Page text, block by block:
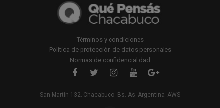
Términos y condiciones
Política de protección de datos personales
Normas de confidencialidad
San Martin 132. Chacabuco. Bs. As. Argentina. AWS